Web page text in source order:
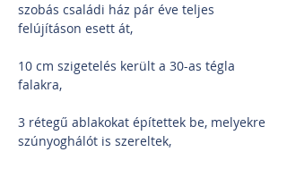
szobás családi ház pár éve teljes
felújításon esett át,
10 cm szigetelés került a 30-as tégla
falakra,
3 rétegű ablakokat építettek be, melyekre
szúnyoghálót is szereltek,